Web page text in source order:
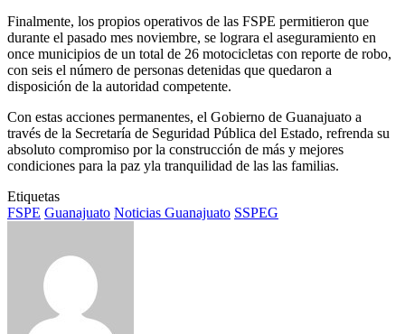
Finalmente, los propios operativos de las FSPE permitieron que
durante el pasado mes noviembre, se lograra el aseguramiento en
once municipios de un total de 26 motocicletas con reporte de robo,
con seis el número de personas detenidas que quedaron a
disposición de la autoridad competente.
Con estas acciones permanentes, el Gobierno de Guanajuato a
través de la Secretaría de Seguridad Pública del Estado, refrenda su
absoluto compromiso por la construcción de más y mejores
condiciones para la paz yla tranquilidad de las las familias.
Etiquetas
FSPE Guanajuato Noticias Guanajuato SSPEG